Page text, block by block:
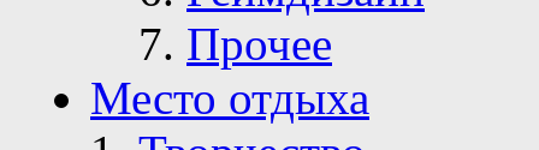
Прочее
Место отдыха